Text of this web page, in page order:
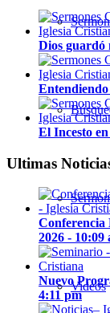
Videos
Dios guardó
El Incesto
Ultimas
Conferencia
2026 - 10:09
Nuevo
4:11 pm